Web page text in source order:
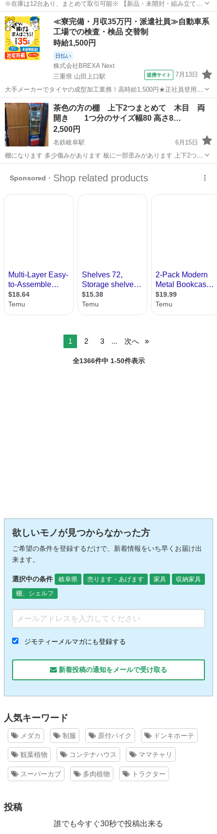
※在庫は12台あり、まとめて取引可能※ 【新品・未開封・組み立て
式】 株式会社ニチネンのマルチスチールラック（グレー）です。 使う
予定がなくなってしまったため、格安の 100円 でお譲りします！ ​元々
は卓上ペッ...
岐阜 岐阜市 岐阜駅 収納家具
≪寮完備・月収35万円・派遣社員≫自動車系
工場での検査・検品 交替制
時給1,500円
日払い
株式会社BREXA Next
三重県 山田上口駅
提携サイト 7月13日
大手メーカーでタイヤの成型加工業務！高時給1,500円★正社員登用制
度あり！ワンルーム寮完備！マイカー通勤OK！無料駐車場あり！《三
重県伊勢市》 人気の工場のお仕事 ◇タイヤの製造◇ トラック・バ
ス・RV車用を中心とした...
三重 伊勢市 山田上口駅 その他
茶色の方の棚 上下2つまとめて 木目 両
開き 1つ分のサイズ幅80 高さ8…
2,500円
名鉄岐阜駅
6月15日
棚になります 多少傷みがあります 板に一部歪みがあります 上下2つに
分かれます。 両開きの扉の隙間にズレがあります ネジで調整して下さ
1 2 3 ... 次へ
全1366件中 1-50件表示
欲しいモノが見つからなかった方
ご希望の条件を登録するだけで、新着情報をいち早くお届け出
来ます。
選択中の条件 岐阜県 売ります・あげます 家具
収納家具
棚、シェルフ
ジモティーメルマガにも登録する
新着投稿の通知をメールで受け取る
人気キーワード
メダカ 制服 原付バイク ドンキホーテ
観葉植物 コンテナハウス ママチャリ
スーパーカブ 多肉植物 トラクター
投稿
誰でも今すぐ30秒で投稿出来る